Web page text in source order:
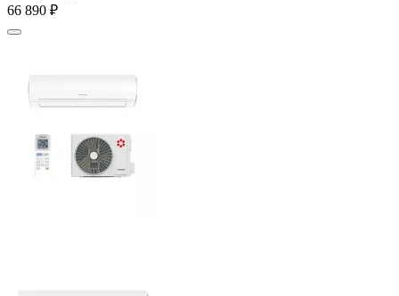
66 890 ₽